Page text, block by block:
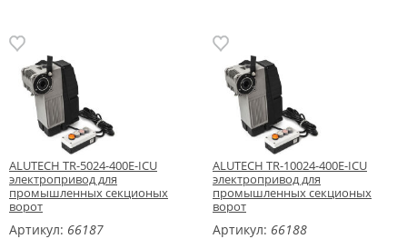
ALUTECH TR-5024-400E-ICU
электропривод для
промышленных секционых
ворот
Артикул: 66187
ALUTECH TR-10024-400E-ICU
электропривод для
промышленных секционых
ворот
Артикул: 66188